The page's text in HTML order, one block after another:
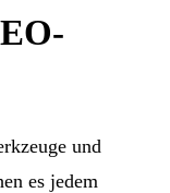
und
es jedem